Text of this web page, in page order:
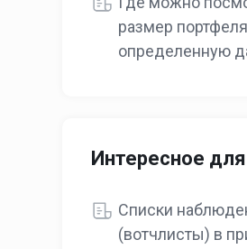
размер
определенную
Интересное
Списки
(вотчлисты) в